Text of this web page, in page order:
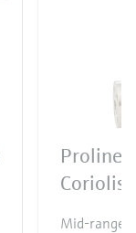
Proline
Coriolis
Mid-range